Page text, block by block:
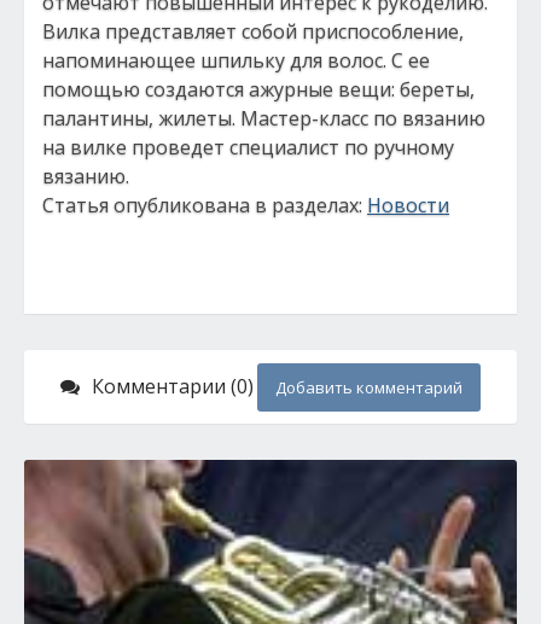
Вилка представляет собой приспособление,
напоминающее шпильку для волос. С ее
помощью создаются ажурные вещи: береты,
палантины, жилеты. Мастер-класс по вязанию
на вилке проведет специалист по ручному
вязанию.
Статья опубликована в разделах: Новости
Комментарии (0) Добавить комментарий